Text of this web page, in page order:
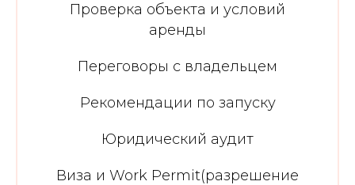
Проверка объекта и условий
аренды
Переговоры с владельцем
Рекомендации по запуску
Юридический аудит
Виза и Work Permit(разрешение